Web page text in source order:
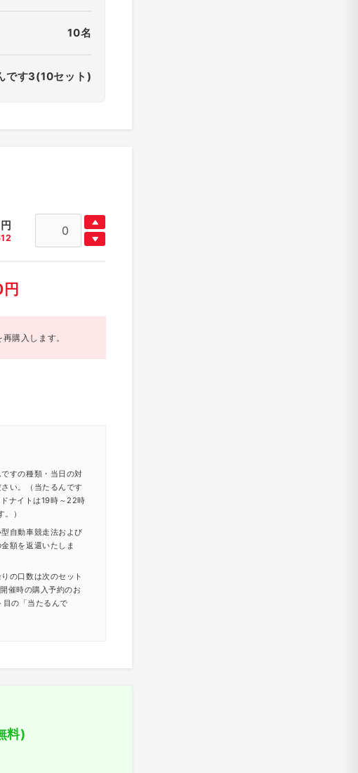
10名
です3(10セット)
円
円
購入します。
すの種類・当日の対
い。（当たるんです
ナイトは19時～22時
）
自動車競走法および
額を返還いたしま
の口数は次のセット
催時の購入予約のお
の「当たるんで
料)